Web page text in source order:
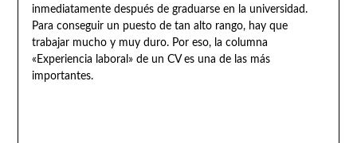
inmediatamente después de graduarse en la universidad.
Para conseguir un puesto de tan alto rango, hay que
trabajar mucho y muy duro. Por eso, la columna
«Experiencia laboral» de un CV es una de las más
importantes.